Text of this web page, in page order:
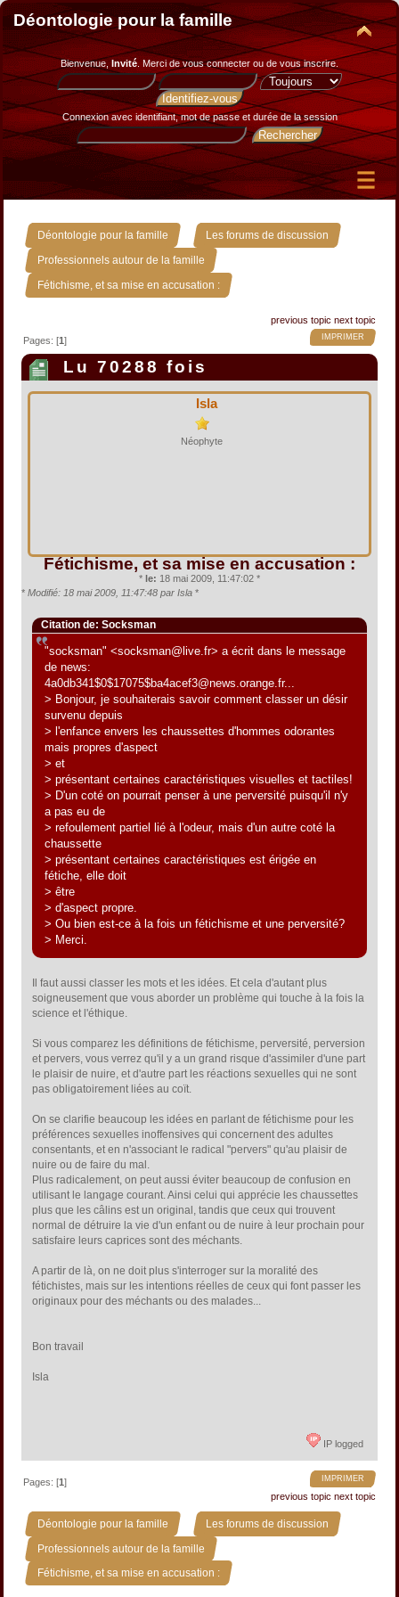
Déontologie pour la famille
Bienvenue, Invité. Merci devous connecter ou de vous inscrire.
Connexion avec identifiant, mot de passe et durée de la session
Déontologie pour la famille » Les forums de discussion »
Professionnels autour de la famille »
Fétichisme, et sa mise en accusation :
previous topic next topic
IMPRIMER
Pages: [1]
Lu 70288 fois
Isla
Néophyte
Fétichisme, et sa mise en accusation :
* le: 18 mai 2009, 11:47:02 *
* Modifié: 18 mai 2009, 11:47:48 par Isla *
Citation de: Socksman
"socksman" <socksman@live.fr> a écrit dans le message
de news:
4a0db341$0$17075$ba4acef3@news.orange.fr...
> Bonjour, je souhaiterais savoir comment classer un désir
survenu depuis
> l'enfance envers les chaussettes d'hommes odorantes
mais propres d'aspect
> et
> présentant certaines caractéristiques visuelles et tactiles!
> D'un coté on pourrait penser à une perversité puisqu'il n'y
a pas eu de
> refoulement partiel lié à l'odeur, mais d'un autre coté la
chaussette
> présentant certaines caractéristiques est érigée en
fétiche, elle doit
> être
> d'aspect propre.
> Ou bien est-ce à la fois un fétichisme et une perversité?
> Merci.
Il faut aussi classer les mots et les idées. Et cela d'autant plus
soigneusement que vous aborder un problème qui touche à la fois la
science et l'éthique.
Si vous comparez les définitions de fétichisme, perversité, perversion
et pervers, vous verrez qu'il y a un grand risque d'assimiler d'une part
le plaisir de nuire, et d'autre part les réactions sexuelles qui ne sont
pas obligatoirement liées au coït.
On se clarifie beaucoup les idées en parlant de fétichisme pour les
préférences sexuelles inoffensives qui concernent des adultes
consentants, et en n'associant le radical "pervers" qu'au plaisir de
nuire ou de faire du mal.
Plus radicalement, on peut aussi éviter beaucoup de confusion en
utilisant le langage courant. Ainsi celui qui apprécie les chaussettes
plus que les câlins est un original, tandis que ceux qui trouvent
normal de détruire la vie d'un enfant ou de nuire à leur prochain pour
satisfaire leurs caprices sont des méchants.
A partir de là, on ne doit plus s'interroger sur la moralité des
fétichistes, mais sur les intentions réelles de ceux qui font passer les
originaux pour des méchants ou des malades...
Bon travail
Isla
IP logged
IMPRIMER
Pages: [1]
previous topic next topic
Déontologie pour la famille » Les forums de discussion »
Professionnels autour de la famille »
Fétichisme, et sa mise en accusation :